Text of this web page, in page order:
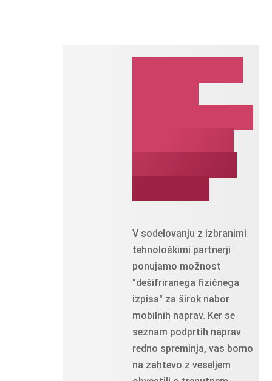
V sodelovanju z izbranimi
tehnološkimi partnerji
ponujamo možnost
"dešifriranega fizičnega
izpisa" za širok nabor
mobilnih naprav. Ker se
seznam podprtih naprav
redno spreminja, vas bomo
na zahtevo z veseljem